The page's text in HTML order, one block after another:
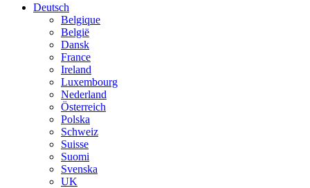
Deutsch
Belgique
België
Dansk
France
Ireland
Luxembourg
Nederland
Österreich
Polska
Schweiz
Suisse
Suomi
Svenska
UK